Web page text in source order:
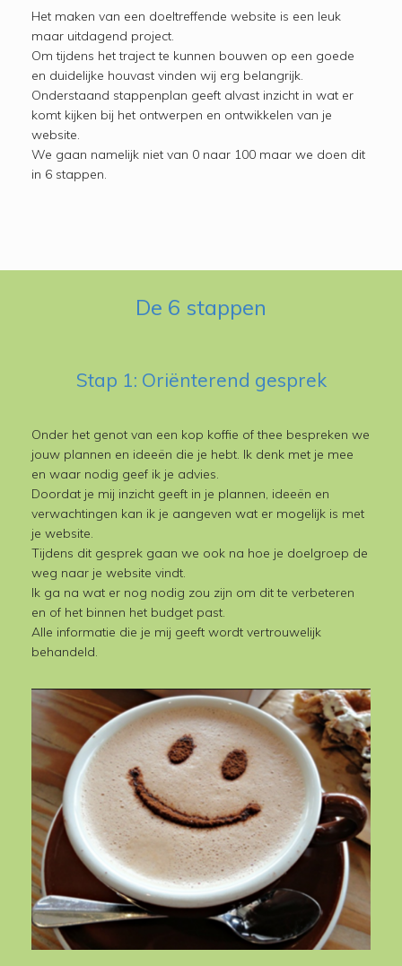
Het maken van een doeltreffende website is een leuk
maar uitdagend project.
Om tijdens het traject te kunnen bouwen op een goede
en duidelijke houvast vinden wij erg belangrijk.
Onderstaand stappenplan geeft alvast inzicht in wat er
komt kijken bij het ontwerpen en ontwikkelen van je
website.
We gaan namelijk niet van 0 naar 100 maar we doen dit
in 6 stappen.
De 6 stappen
Stap 1: Oriënterend gesprek
Onder het genot van een kop koffie of thee bespreken we
jouw plannen en ideeën die je hebt. Ik denk met je mee
en waar nodig geef ik je advies.
Doordat je mij inzicht geeft in je plannen, ideeën en
verwachtingen kan ik je aangeven wat er mogelijk is met
je website.
Tijdens dit gesprek gaan we ook na hoe je doelgroep de
weg naar je website vindt.
Ik ga na wat er nog nodig zou zijn om dit te verbeteren
en of het binnen het budget past.
Alle informatie die je mij geeft wordt vertrouwelijk
behandeld.